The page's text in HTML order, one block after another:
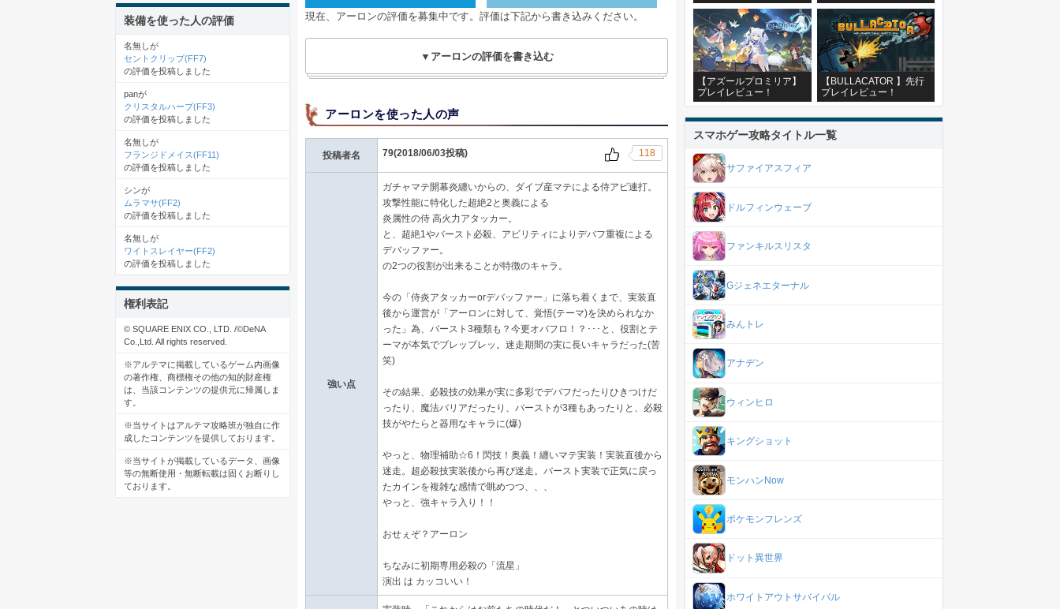
現在、アーロンの評価を募集中です。評価は下記から書き込みください。
▼アーロンの評価を書き込む
アーロンを使った人の声
投稿者名 79(2018/06/03投稿) 118
強い点
ガチャマテ開幕炎纏いからの、ダイブ産マテによる侍アビ連打。
攻撃性能に特化した超絶2と奥義による
炎属性の侍 高火力アタッカー。
と、超絶1やバースト必殺、アビリティによりデバフ重複による
デバッファー。
の2つの役割が出来ることが特徴のキャラ。
今の「侍炎アタッカーorデバッファー」に落ち着くまで、実装直
後から運営が「アーロンに対して、覚悟(テーマ)を決められなか
った」為、バースト3種類も？今更オバフロ！？･･･と、役割とテ
ーマが本気でブレッブレッ。迷走期間の実に長いキャラだった(苦
笑)
その結果、必殺技の効果が実に多彩でデバフだったりひきつけだ
ったり、魔法バリアだったり、バーストが3種もあったりと、必殺
技がやたらと器用なキャラに(爆)
やっと、物理補助☆6！閃技！奥義！纏いマテ実装！実装直後から
迷走。超必殺技実装後から再び迷走。バースト実装で正気に戻っ
たカインを複雑な感情で眺めつつ、、、
やっと、強キャラ入り！！
おせぇぞ？アーロン
ちなみに初期専用必殺の「流星」
演出 は カッコいい！
装備を使った人の評価
名無しが
セントクリップ(FF7)
の評価を投稿しました
panが
クリスタルハープ(FF3)
の評価を投稿しました
名無しが
フランジドメイス(FF11)
の評価を投稿しました
シンが
ムラマサ(FF2)
の評価を投稿しました
名無しが
ワイトスレイヤー(FF2)
の評価を投稿しました
権利表記
© SQUARE ENIX CO., LTD. /©DeNA
Co.,Ltd. All rights reserved.
※アルテマに掲載しているゲーム内画像
の著作権、商標権その他の知的財産権
は、当該コンテンツの提供元に帰属しま
す。
※当サイトはアルテマ攻略班が独自に作
成したコンテンツを提供しております。
※当サイトが掲載しているデータ、画像
等の無断使用・無断転載は固くお断りし
ております。
【アズールプロミリア】
プレイレビュー！
【BULLACATOR 】先行
プレイレビュー！
スマホゲー攻略タイトル一覧
サファイアスフィア
ドルフィンウェーブ
ファンキルスリスタ
Gジェネエターナル
みんトレ
アナデン
ウィンヒロ
キングショット
モンハンNow
ポケモンフレンズ
ドット異世界
ホワイトアウトサバイバル